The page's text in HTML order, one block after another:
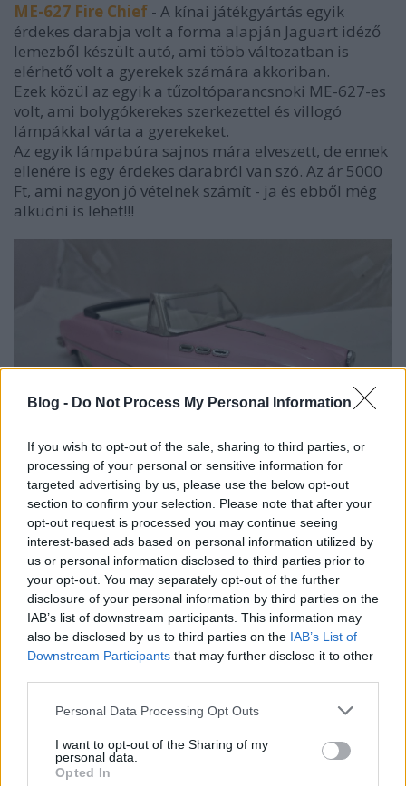
Blog - Do Not Process My Personal Information
If you wish to opt-out of the sale, sharing to third parties, or
processing of your personal or sensitive information for
targeted advertising by us, please use the below opt-out
section to confirm your selection. Please note that after your
opt-out request is processed you may continue seeing
interest-based ads based on personal information utilized by
us or personal information disclosed to third parties prior to
your opt-out. You may separately opt-out of the further
disclosure of your personal information by third parties on the
IAB’s list of downstream participants. This information may
also be disclosed by us to third parties on the IAB’s List of
Downstream Participants that may further disclose it to other
Please note that this website/app uses one or more Google
not limited to your visit or usage behaviour. You may click to
grant or deny consent to Google and its third-party tags to
use your data for below specified purposes in below Google
Personal Data Processing Opt Outs
I want to opt-out of the Sharing of my
personal data.
Opted In
ME-627 Fire Chief - A kínai játékgyártás egyik
érdekes darabja volt a forma alapján Jaguart idéző
lemezből készült autó, ami több változatban is
elérhető volt a gyerekek számára akkoriban.
Ezek közül az egyik a tűzoltóparancsnoki ME-627-es
volt, ami bolygókerekes szerkezettel és villogó
lámpákkal várta a gyerekeket.
Az egyik lámpabúra sajnos mára elveszett, de ennek
ellenére is egy érdekes darabról van szó. Az ár 5000
Ft, ami nagyon jó vételnek számít - ja és ebből még
alkudni is lehet!!!
MF-321 lendkerekes kabrió- Egy újabb kínai
játékot hoztam nektek, ami igazából annyira nem is
régi. Ez pedig a Buick Convertible alapján készített
lendkerekes rózsaszín kabrió.
A kidolgozás elég igényes és aprólékos, a szín pedig
nagyon ütős a kocsin.
hasonló aukciós oldalakon is.
Ha úgy gondoljátok, hogy jól mutatna nálatok, akkor
ne habozzatok sokat!